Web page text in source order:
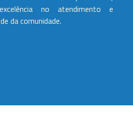
no atendimento e
da comunidade.